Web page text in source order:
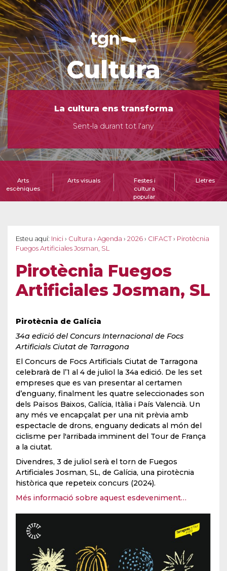
Cultura
La cultura ens transforma
Sent-la durant tot l'any
Arts
escèniques
Arts visuals
Festes i
cultura
popular
Lletres
Esteu aquí: Inici › Cultura › Agenda › 2026 › CIFACT › Pirotècnia
Fuegos Artificiales Josman, SL
Pirotècnia Fuegos
Artificiales Josman, SL
Pirotècnia de Galícia
34a edició del Concurs Internacional de Focs
Artificials Ciutat de Tarragona
El Concurs de Focs Artificials Ciutat de Tarragona
celebrarà de l’1 al 4 de juliol la 34a edició. De les set
empreses que es van presentar al certamen
d’enguany, finalment les quatre seleccionades son
dels Països Baixos, Galícia, Itàlia i País Valencià. Un
any més ve encapçalat per una nit prèvia amb
espectacle de drons, enguany dedicats al món del
ciclisme per l'arribada imminent del Tour de França
a la ciutat.
Divendres, 3 de juliol serà el torn de Fuegos
Artificiales Josman, SL, de Galícia, una pirotècnia
històrica que repeteix concurs (2024).
Més informació sobre aquest esdeveniment…